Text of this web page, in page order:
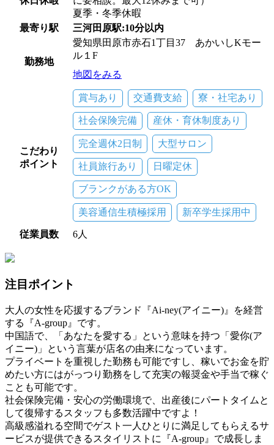
夏季・冬季休暇
最寄り駅
三河田原駅:10分以内
勤務地
愛知県田原市赤石1丁目37 あかいしKモー
ル１F
地図をみる
こだわり
ポイント
賞与あり 交通費支給 寮・社宅あり
社会保険完備 産休・育休制度あり
完全週休2日制 大型サロン
社員旅行あり 日曜定休
ブランクがある方OK
美容通信生積極採用 新卒学生採用中
従業員数 6人
注目ポイント
大人の女性を応援するブランド『Ai-ney(アイニー)』を経営
する『A-group』です。
中国語で、「あなたを愛する」という意味を持つ「愛你(ア
イニー)」という言葉が店名の由来になっています。
プライベートを重視した勤務も可能ですし、稼いでお金を貯
めたい方にはがっつり勤務をして充実の報奨金や手当で稼ぐ
ことも可能です。
社会保険完備・安心の労働環境で、出産後にパートタイムと
して復帰するスタッフも多数活躍中ですよ！
高級感溢れる空間でゲスト一人ひとりに満足してもらえるサ
ービスが提供できるスタイリストに『A-group』で成長しま